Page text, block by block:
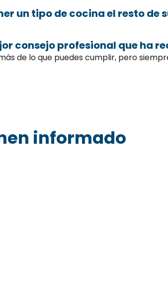
un tipo de cocina el resto de
consejo profesional que ha
de lo que puedes cumplir, pero
informado